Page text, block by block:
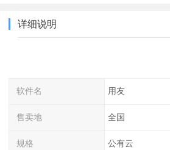
详细说明
软件名 用友
售卖地 全国
规格 公有云